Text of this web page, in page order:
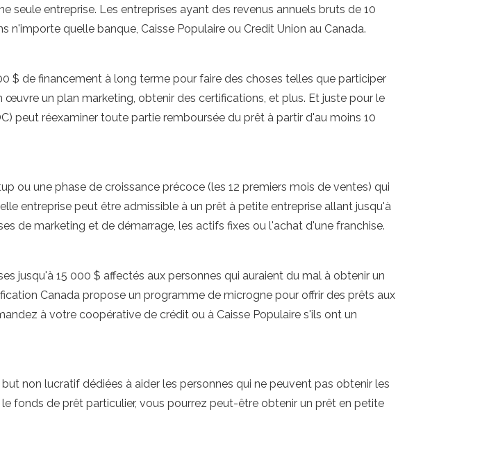
seule entreprise. Les entreprises ayant des revenus annuels bruts de 10
quelle banque, Caisse Populaire ou Credit Union au Canada.
$ de financement à long terme pour faire des choses telles que participer
un plan marketing, obtenir des certifications, et plus. Et juste pour le
peut réexaminer toute partie remboursée du prêt à partir d'au moins 10
ou une phase de croissance précoce (les 12 premiers mois de ventes) qui
entreprise peut être admissible à un prêt à petite entreprise allant jusqu'à
de marketing et de démarrage, les actifs fixes ou l'achat d'une franchise.
jusqu'à 15 000 $ affectés aux personnes qui auraient du mal à obtenir un
Canada propose un programme de microgne pour offrir des prêts aux
à votre coopérative de crédit ou à Caisse Populaire s'ils ont un
non lucratif dédiées à aider les personnes qui ne peuvent pas obtenir les
fonds de prêt particulier, vous pourrez peut-être obtenir un prêt en petite